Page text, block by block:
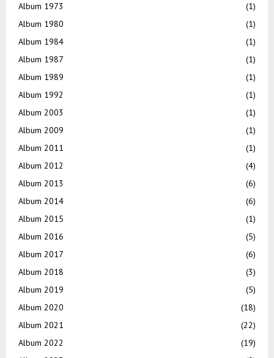
Album 1973
(1)
Album 1980
(1)
Album 1984
(1)
Album 1987
(1)
Album 1989
(1)
Album 1992
(1)
Album 2003
(1)
Album 2009
(1)
Album 2011
(1)
Album 2012
(4)
Album 2013
(6)
Album 2014
(6)
Album 2015
(1)
Album 2016
(5)
Album 2017
(6)
Album 2018
(3)
Album 2019
(5)
Album 2020
(18)
Album 2021
(22)
Album 2022
(19)